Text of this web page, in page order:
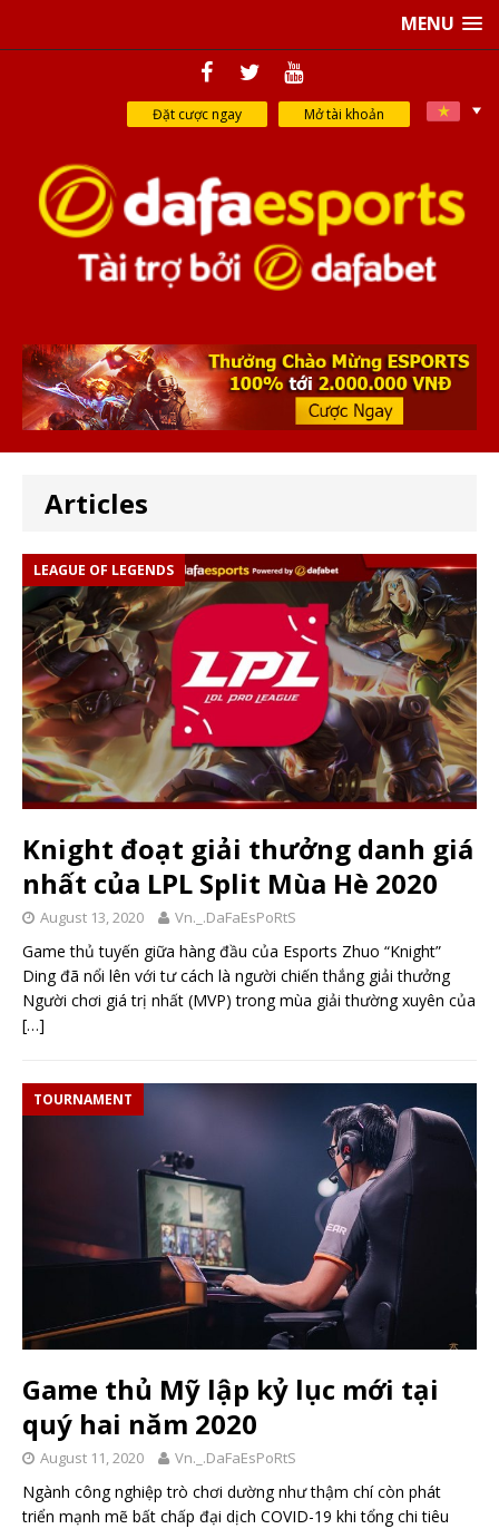
MENU
Đặt cược ngay Mở tài khoản
Articles
LEAGUE OF LEGENDS
Knight đoạt giải thưởng danh giá
nhất của LPL Split Mùa Hè 2020
August 13, 2020 Vn._.DaFaEsPoRtS
Game thủ tuyến giữa hàng đầu của Esports Zhuo “Knight”
Ding đã nổi lên với tư cách là người chiến thắng giải thưởng
Người chơi giá trị nhất (MVP) trong mùa giải thường xuyên của
[…]
TOURNAMENT
Game thủ Mỹ lập kỷ lục mới tại
quý hai năm 2020
August 11, 2020 Vn._.DaFaEsPoRtS
Ngành công nghiệp trò chơi dường như thậm chí còn phát
triển mạnh mẽ bất chấp đại dịch COVID-19 khi tổng chi tiêu